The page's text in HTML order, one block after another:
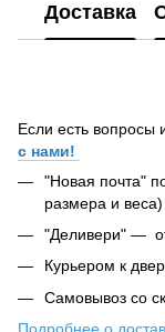
Доставка
Если есть вопросы
с нами!
"Новая почта"
размера и веса)
"Деливери" —
Курьером к
Самовывоз со